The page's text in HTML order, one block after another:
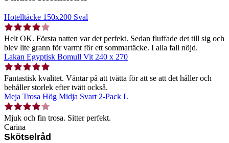
Hotelltäcke 150x200 Sval
Helt OK. Första natten var det perfekt. Sedan fluffade det till sig och
blev lite grann för varmt för ett sommartäcke. I alla fall nöjd.
Lakan Egyptisk Bomull Vit 240 x 270
Fantastisk kvalitet. Väntar på att tvätta för att se att det håller och
behåller storlek efter tvätt också.
Meja Trosa Hög Midja Svart 2-Pack L
Mjuk och fin trosa. Sitter perfekt.
Carina
Skötselråd